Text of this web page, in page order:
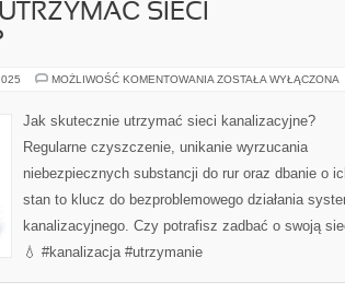
SIECI
MOŻLIWOŚĆ KOMENTOWANIA JAK
SIECI
KANALIZACYJNE?
ZOSTAŁA WYŁĄCZONA
Jak skutecznie utrzymać sieci kanalizacyjne?
Regularne czyszczenie, unikanie wyrzucania
niebezpiecznych substancji do rur oraz dbanie o
stan to klucz do bezproblemowego działania
kanalizacyjnego. Czy potrafisz zadbać o swoją
💧 #kanalizacja #utrzymanie